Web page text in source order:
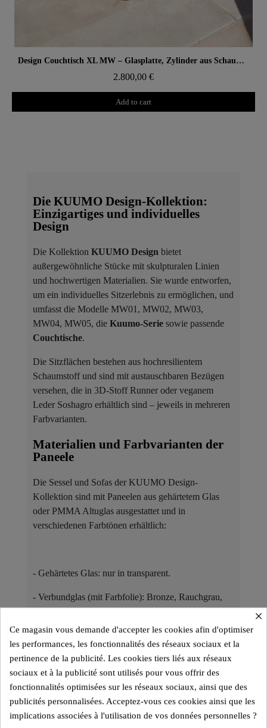
Aperçu rapide Design Couchtisch XL MW – Glasplatte, Zylinder aus Schaumstoff mit Wabenstruktur
2.800,00 €
Add to cart
Die KUUMO Design-Kollektion:
Einzigartiges und individuelles
Design
Die Kollektion KUUMO Design bietet
außergewöhnliche Stücke mit skulpturalen Linien
und hochwertigen Materialien. Sie wurde entworfen,
um ein individuelles Sitzerlebnis zu ermöglichen, und
umfasst die Modelle MW01, MW02, MW03,
MW04, MW05, die Kuumo-Serie sowie passende
Couchtische.
Die Sitzflächen bestehen aus hochresilientem
Schaumstoff und sind mit austauschbaren Bezügen
versehen, die in 3D-Stoff Runner oder veganem
Leder Soshagro erhältlich sind – jeweils in mehreren
Farbvarianten.
Materialien und Farbvarianten der
Paneele ​
Die Sessel und Sofas der KUUMO Design-
Kollektion sind mit Paneelen aus gehärtetem Glas
oder PMMA Altuglas ausgestattet und in
verschiedenen Farbtönen erhältlich:
- Gehärtetes Glas: nur in transparent.
- Verbundglas (mit Farbfolie): Bronze, Rauchgrau,
Grün, Gelb, Blau und viele weitere.
- PMMA Altuglas: Transparent, Bronze, Grau-Blau.
Die Modelle mit Glas oder PMMA Altuglas eignen
sich für den Innenbereich, während die PMMA
Altuglas-Varianten auch für den Außenbereich
×
Ce magasin vous demande d'accepter les cookies afin d'optimiser
les performances, les fonctionnalités des réseaux sociaux et la
pertinence de la publicité. Les cookies tiers liés aux réseaux
sociaux et à la publicité sont utilisés pour vous offrir des
fonctionnalités optimisées sur les réseaux sociaux, ainsi que des
publicités personnalisées. Acceptez-vous ces cookies ainsi que les
implications associées à l'utilisation de vos données personnelles ?